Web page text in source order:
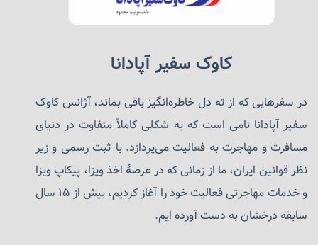
بازدیدکنندگان در کانادا
یا تحصیل در کانادا را نمی‌دهد و شما باید در تاریخ
انقضای رکورد بازدیدکننده خود یا قبل از آن خارج
شوید.
ویزای بازدیدکننده توسط مهاجرت، پناهندگان و
شهروندی کانادا (IRCC) صادر می‌شود. همه
ملیت‌ها برای بازدید از کانادا به ویزا نیاز ندارند.
برخی از اتباع خارجی ممکن است واجد شرایط ورود
به هر حال، در حالی که برخی استثناها وجود دارد،
کاوک سفیر آپادانا
در سفرهایی که از ته دل خاطره‌انگیز باقی بماند، آژانس کاوک
سفیر آپادانا نامی است که به شکلی کاملاً متفاوت در دنیای
مسافرت و مهاجرت به فعالیت می‌پردازد. با ثبت رسمی و زیر
نظر قوانین ایران، ما از زمانی که در عرصهٔ اخذ ویزا، پیکاپ ویزا
و خدمات مهاجرتی فعالیت خود را آغاز کردیم، بیش از ۱۵ سال
سابقه درخشان به دست آورده ایم.